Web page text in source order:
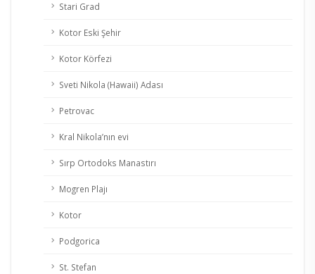
Stari Grad
Kotor Eski Şehir
Kotor Körfezi
Sveti Nikola (Hawaii) Adası
Petrovac
Kral Nikola’nın evi
Sırp Ortodoks Manastırı
Mogren Plajı
Kotor
Podgorica
St. Stefan